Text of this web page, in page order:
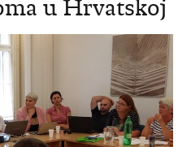
u Hrvatskoj